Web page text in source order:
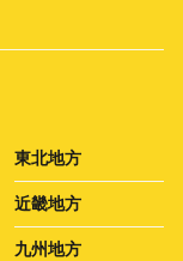
東北地方
近畿地方
九州地方